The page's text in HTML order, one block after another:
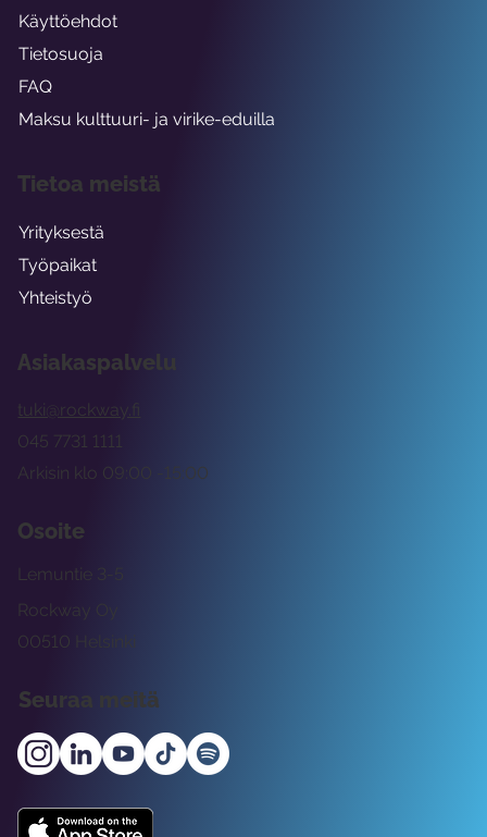
Asiakaspalvelu
tuki@rockway.fi
Arkisin klo 09:00 -15:00
045 7731 1111
Osoite
Rockway Oy
Lemuntie 3-5
00510 Helsinki
Seuraa meitä
Käyttöehdot
Tietosuoja
FAQ
Maksu kulttuuri- ja virike-eduilla
Tietoa meistä
Yrityksestä
Työpaikat
Yhteistyö